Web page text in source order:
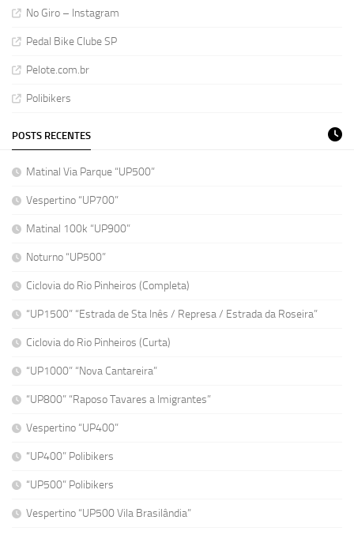
No Giro – Instagram
Pedal Bike Clube SP
Pelote.com.br
Polibikers
POSTS RECENTES
Matinal Via Parque “UP500”
Vespertino “UP700”
Matinal 100k “UP900”
Noturno “UP500”
Ciclovia do Rio Pinheiros (Completa)
“UP1500” “Estrada de Sta Inês / Represa / Estrada da Roseira”
Ciclovia do Rio Pinheiros (Curta)
“UP1000” “Nova Cantareira”
“UP800” “Raposo Tavares a Imigrantes”
Vespertino “UP400”
“UP400” Polibikers
“UP500” Polibikers
Vespertino “UP500 Vila Brasilândia”